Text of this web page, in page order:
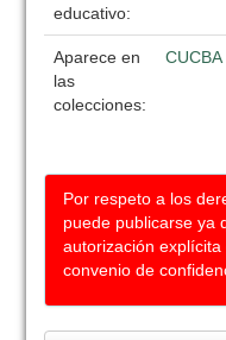
educativo:
Aparece en
las
colecciones:
CUCBA
Por respeto a los
puede publicarse ya
autorización
convenio de